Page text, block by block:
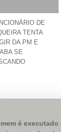
DE
TENTA
DA PM E
SE
é